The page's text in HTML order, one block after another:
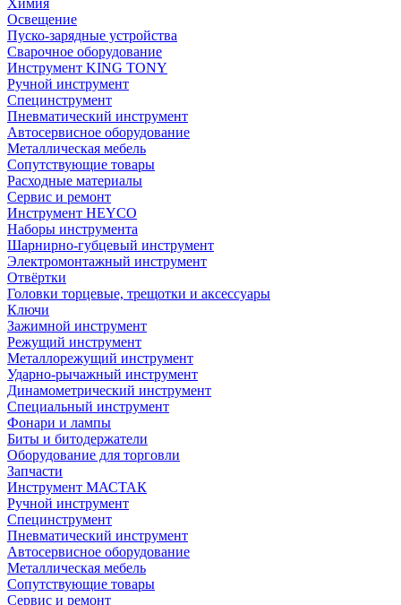
Химия
Освещение
Пуско-зарядные устройства
Сварочное оборудование
Инструмент KING TONY
Ручной инструмент
Специнструмент
Пневматический инструмент
Автосервисное оборудование
Металлическая мебель
Сопутствующие товары
Расходные материалы
Сервис и ремонт
Инструмент HEYCO
Наборы инструмента
Шарнирно-губцевый инструмент
Электромонтажный инструмент
Отвёртки
Головки торцевые, трещотки и аксессуары
Ключи
Зажимной инструмент
Режущий инструмент
Металлорежущий инструмент
Ударно-рычажный инструмент
Динамометрический инструмент
Специальный инструмент
Фонари и лампы
Биты и битодержатели
Оборудование для торговли
Запчасти
Инструмент МАСТАК
Ручной инструмент
Специнструмент
Пневматический инструмент
Автосервисное оборудование
Металлическая мебель
Сопутствующие товары
Сервис и ремонт